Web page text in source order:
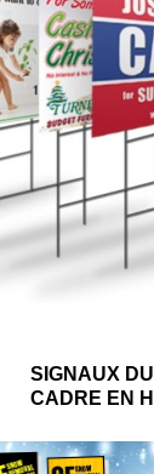
SIGNAUX DU
CADRE EN H